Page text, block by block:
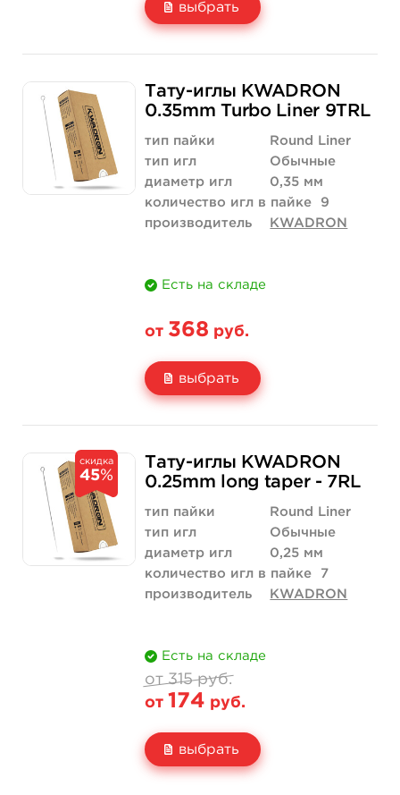
выбрать
Цена
Количество
368 руб.
купить
736 руб.
купить
Тату-иглы KWADRON
0.35mm Turbo Liner 9TRL
тип пайки
Round Liner
тип игл
Обычные
диаметр игл
0,35 мм
количество игл в пайке
9
производитель
KWADRON
Есть на складе
от 368 руб.
выбрать
Цена
Количество
368 руб.
купить
3 500 руб.
нет на складе
скидка
45%
Тату-иглы KWADRON
0.25mm long taper - 7RL
тип пайки
Round Liner
тип игл
Обычные
диаметр игл
0,25 мм
количество игл в пайке
7
производитель
KWADRON
Есть на складе
от 315 руб.
от 174 руб.
выбрать